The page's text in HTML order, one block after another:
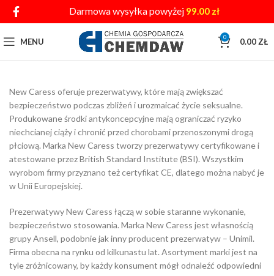
Darmowa wysyłka powyżej 99.00 zł
MENU 0 0.00 ZŁ
New Caress oferuje prezerwatywy, które mają zwiększać
bezpieczeństwo podczas zbliżeń i urozmaicać życie seksualne.
Produkowane środki antykoncepcyjne mają ograniczać ryzyko
niechcianej ciąży i chronić przed chorobami przenoszonymi drogą
płciową. Marka New Caress tworzy prezerwatywy certyfikowane i
atestowane przez British Standard Institute (BSI). Wszystkim
wyrobom firmy przyznano też certyfikat CE, dlatego można nabyć je
w Unii Europejskiej.
Prezerwatywy New Caress łączą w sobie staranne wykonanie,
bezpieczeństwo stosowania. Marka New Caress jest własnością
grupy Ansell, podobnie jak inny producent prezerwatyw – Unimil.
Firma obecna na rynku od kilkunastu lat. Asortyment marki jest na
tyle zróżnicowany, by każdy konsument mógł odnaleźć odpowiedni